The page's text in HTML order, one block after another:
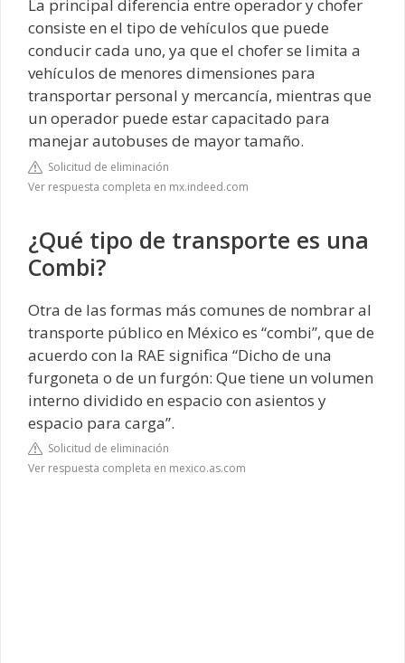
La principal diferencia entre operador y chofer
consiste en el tipo de vehículos que puede
conducir cada uno, ya que el chofer se limita a
vehículos de menores dimensiones para
transportar personal y mercancía, mientras que
un operador puede estar capacitado para
manejar autobuses de mayor tamaño.
Solicitud de eliminación
Ver respuesta completa en mx.indeed.com
¿Qué tipo de transporte es una
Combi?
Otra de las formas más comunes de nombrar al
transporte público en México es “combi”, que de
acuerdo con la RAE significa “Dicho de una
furgoneta o de un furgón: Que tiene un volumen
interno dividido en espacio con asientos y
espacio para carga”.
Solicitud de eliminación
Ver respuesta completa en mexico.as.com